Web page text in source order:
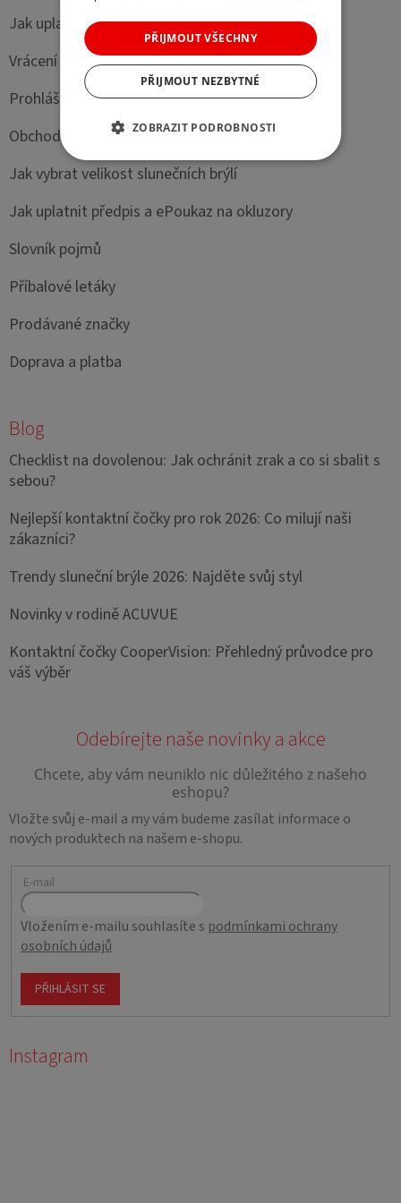
Jak uplatnit příspěvek FKSP na našem e-shopu?
Vrácení zboží
Prohlášení o shodě
Obchodní podmínky
Jak vybrat velikost slunečních brýlí
Jak uplatnit předpis a ePoukaz na okluzory
Slovník pojmů
Příbalové letáky
Prodávané značky
Doprava a platba
Blog
Checklist na dovolenou: Jak ochránit zrak a co si sbalit s
sebou?
Nejlepší kontaktní čočky pro rok 2026: Co milují naši
zákazníci?
Trendy sluneční brýle 2026: Najděte svůj styl
Novinky v rodině ACUVUE
Kontaktní čočky CooperVision: Přehledný průvodce pro
váš výběr
Vložte svůj e-mail a my vám budeme zasílat informace o
nových produktech na našem e-shopu.
E-mail
Vložením e-mailu souhlasíte s podmínkami ochrany
osobních údajů
PŘIHLÁSIT SE
Instagram
PŘIJMOUT VŠECHNY
PŘIJMOUT NEZBYTNÉ
ZOBRAZIT PODROBNOSTI